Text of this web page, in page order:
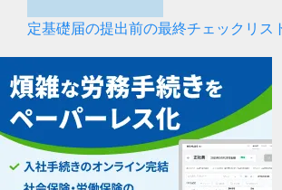
定基礎届の提出前の最終チェックリス